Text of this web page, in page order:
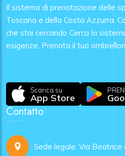
Il sistema di prenotazione delle
Toscana e della Costa Azzurra.
che stai cercando Cerca la
esigenze. Prenota il tuo
Scarica su
App Store
Contatto
Sede legale: Via